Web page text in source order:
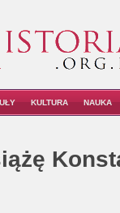
KULTURA NAUKA